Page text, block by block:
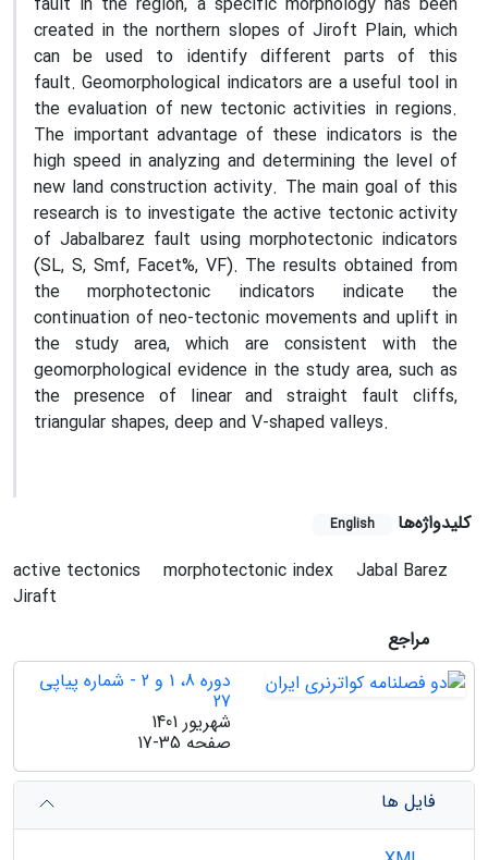
created in the northern slopes of Jiroft Plain, which
can be used to identify different parts of this
fault.Geomorphological indicators are a useful tool in
the evaluation of new tectonic activities in regions.
The important advantage of these indicators is the
high speed in analyzing and determining the level of
new land construction activity. The main goal of this
research is to investigate the active tectonic activity
of Jabalbarez fault using morphotectonic indicators
(SL, S, Smf, Facet%, VF). The results obtained from
the morphotectonic indicators indicate the
continuation of neo-tectonic movements and uplift in
the study area, which are consistent with the
geomorphological evidence in the study area, such as
the presence of linear and straight fault cliffs,
triangular shapes, deep and V-shaped valleys.
کلیدواژه‌ها English
active tectonics morphotectonic index
Jabal Barez
Jiraft
مراجع
دوره 8، 1 و 2 - شماره پیاپی
27
شهریور 1401
صفحه 17-35
فایل ها